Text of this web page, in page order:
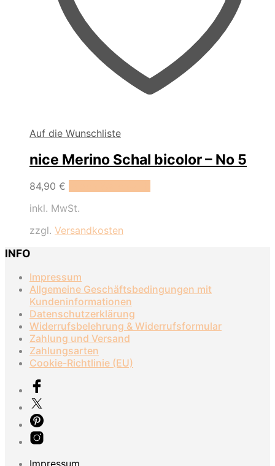
Auf die Wunschliste
nice Merino Schal bicolor – No 5
84,90 €
inkl. MwSt.
zzgl. Versandkosten
INFO
Impressum
Allgemeine Geschäftsbedingungen mit
Kundeninformationen
Datenschutzerklärung
Widerrufsbelehrung & Widerrufsformular
Zahlung und Versand
Zahlungsarten
Cookie-Richtlinie (EU)
Impressum